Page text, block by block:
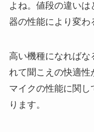
よね。値段の違い
器の性能により変わ
高い機種になればな
れて聞こえの快適性
マイクの性能に関
ります。